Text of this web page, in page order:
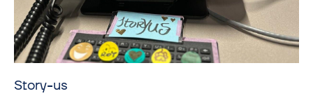
Story-us